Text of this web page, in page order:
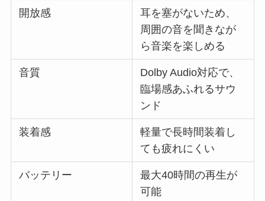
開放感
耳を塞がないため、
周囲の音を聞きなが
ら音楽を楽しめる
音質
Dolby Audio対応で、
臨場感あふれるサウ
ンド
装着感
軽量で長時間装着し
ても疲れにくい
バッテリー
最大40時間の再生が
可能